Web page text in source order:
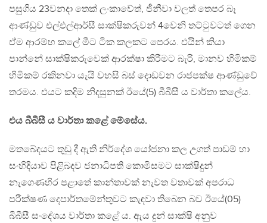
පසුගිය 23වනදා තෙක් ලංකාවේත්, ජීනීවා වලත් තෙපර බෑ
ආණ්ඩුව එල්එල්ආර්සී සාක්ෂිකරුවන් 4වෙනි තට්ටුවටත් ගෙන
ඒම ආරම්භ කලේ මීට ටික කලකට පෙරය. එයින් කියා
පාන්නේ සාක්ෂිකරුවෙක් ආරක්ෂා කිරීමට බැරි, මානව හිමිකම්
හිමිකම් රකිනවා යැයි වහසි බස් දොඩවන රාජපක්ෂ ආණ්ඩුවේ
තරමය. එයට කදිම නිදසුනක් ඊයේ(5) බීබීසී ය වාර්තා කලේය.
එය බීබීසී ය වාර්තා කළේ මේසේය.
මතබේදයට තුඩු දී ඇති නිර්දේශ යෝජනා කල උගත් පාඩම් හා
සංහිදියාව පිළිබදව ජනාධිපති කොමිසමට සාක්ෂිදුන්
නැගෙණහිර පළාතේ කාන්තාවක් නැවත වතාවක් අපරාධ
පරීක්ෂණ දෙපාර්තමේන්තුවට කැඳවා තිබෙන බව ඊයේ(05)
බීබීසී සංදේශය වාර්තා කළේ ය. ඇය දුන් සාක්ෂි අනුව